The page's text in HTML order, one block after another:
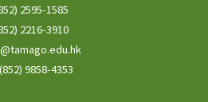
2595-1585
2216-3910
(852) 9858-4353